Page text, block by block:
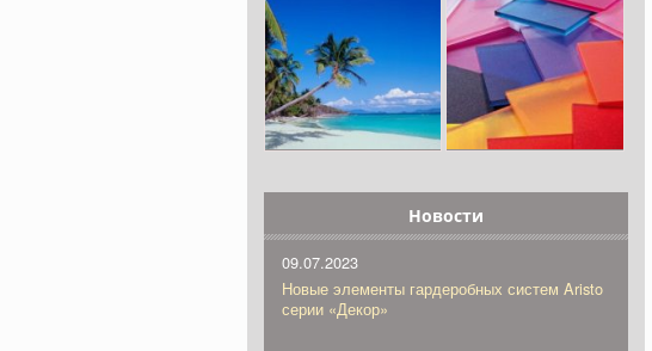
Новости
09.07.2023
Новые элементы гардеробных систем Aristo
серии «Декор»